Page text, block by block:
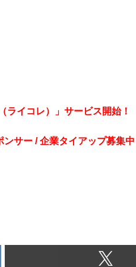
イコレ）」サービス開始！
サー / 企業タイアップ募集